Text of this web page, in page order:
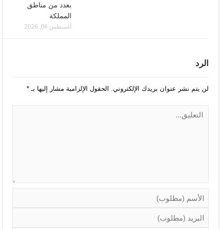
بعدد من مناطق
المملكة
أغسطس 06, 2026
الرد
لن يتم نشر عنوان بريدك الإلكتروني. الحقول الإلزامية مشار إليها بـ*